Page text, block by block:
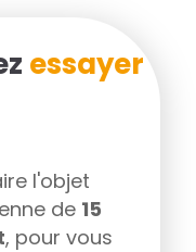
essayer
l'objet
de 15
, pour vous